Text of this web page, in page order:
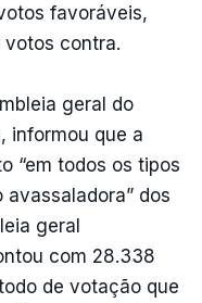
favoráveis,
contra.
geral do
informou que a
“em todos os tipos
avassaladora” dos
geral
com 28.338
de votação que